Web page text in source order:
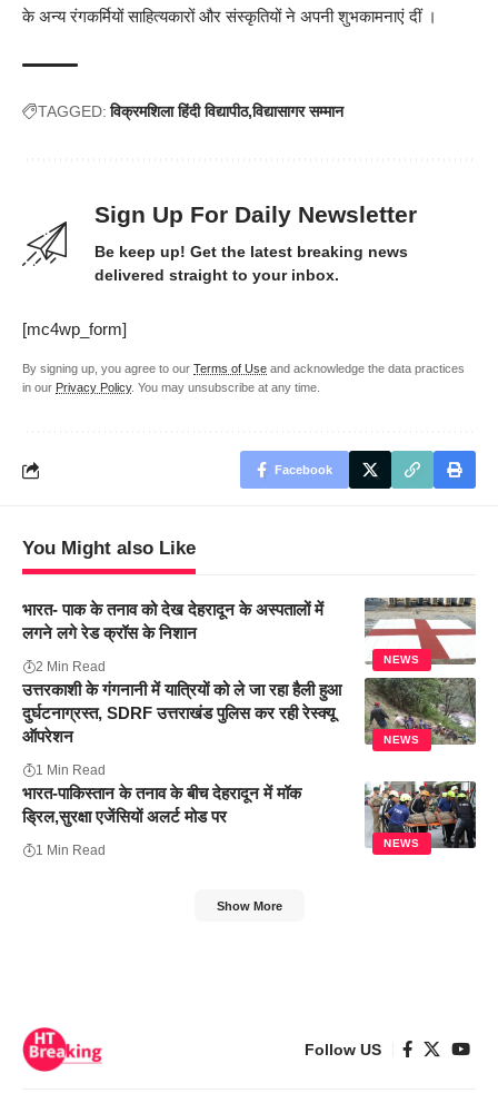
के अन्य रंगकर्मियों साहित्यकारों और संस्कृतियों ने अपनी शुभकामनाएं दीं ।
TAGGED: विक्रमशिला हिंदी विद्यापीठ विद्यासागर सम्मान
Sign Up For Daily Newsletter
Be keep up! Get the latest breaking news
delivered straight to your inbox.
[mc4wp_form]
By signing up, you agree to our Terms of Use and acknowledge the data practices
in our Privacy Policy. You may unsubscribe at any time.
Facebook
You Might also Like
NEWS
भारत- पाक के तनाव को देख देहरादून के अस्पतालों में
लगने लगे रेड क्रॉस के निशान
2 Min Read
NEWS
उत्तरकाशी के गंगनानी में यात्रियों को ले जा रहा हैली हुआ
दुर्घटनाग्रस्त, SDRF उत्तराखंड पुलिस कर रही रेस्क्यू
ऑपरेशन
1 Min Read
NEWS
भारत-पाकिस्तान के तनाव के बीच देहरादून में मॉक
ड्रिल,सुरक्षा एजेंसियों अलर्ट मोड पर
1 Min Read
Show More
Follow US